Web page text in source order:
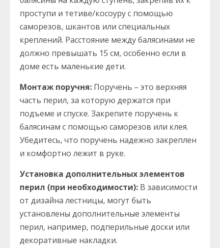
проступи и тетиве/косоуру с помощью
саморезов, шкантов или специальных
креплений. Расстояние между балясинами не
должно превышать 15 см, особенно если в
доме есть маленькие дети.
Монтаж поручня: Поручень – это верхняя
часть перил, за которую держатся при
подъеме и спуске. Закрепите поручень к
балясинам с помощью саморезов или клея.
Убедитесь, что поручень надежно закреплен
и комфортно лежит в руке.
Установка дополнительных элементов
перил (при необходимости): В зависимости
от дизайна лестницы, могут быть
установлены дополнительные элементы
перил, например, подперильные доски или
декоративные накладки.